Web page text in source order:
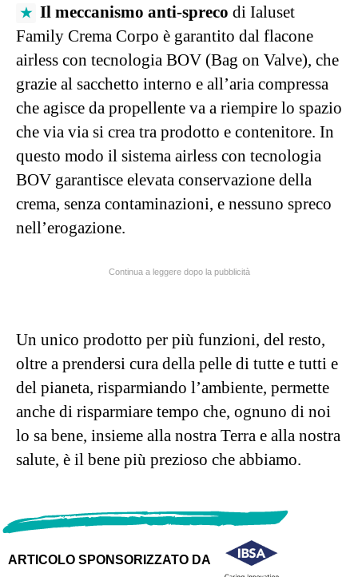
Il meccanismo anti-spreco di Ialuset
Family Crema Corpo è garantito dal flacone
airless con tecnologia BOV (Bag on Valve), che
grazie al sacchetto interno e all’aria compressa
che agisce da propellente va a riempire lo spazio
che via via si crea tra prodotto e contenitore. In
questo modo il sistema airless con tecnologia
BOV garantisce elevata conservazione della
crema, senza contaminazioni, e nessuno spreco
nell’erogazione.
Continua a leggere dopo la pubblicità
Un unico prodotto per più funzioni, del resto,
oltre a prendersi cura della pelle di tutte e tutti e
del pianeta, risparmiando l’ambiente, permette
anche di risparmiare tempo che, ognuno di noi
lo sa bene, insieme alla nostra Terra e alla nostra
salute, è il bene più prezioso che abbiamo.
ARTICOLO SPONSORIZZATO DA